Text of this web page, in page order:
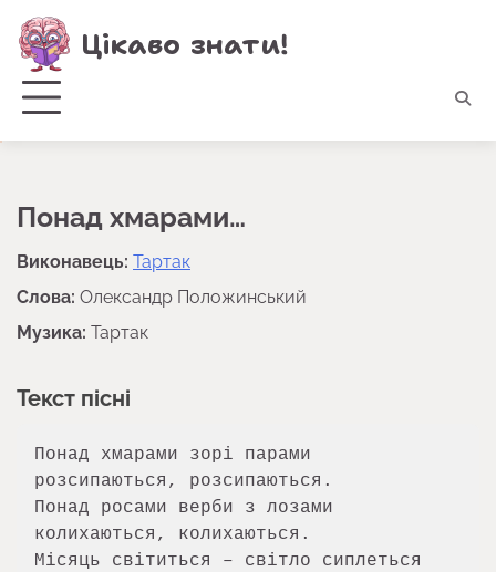
Перейти
до
вмісту
Цікаво знати!
Понад хмарами…
Виконавець: Тартак
Слова: Олександр Положинський
Музика: Тартак
Текст пісні
Понад хмарами зорі парами
розсипаються, розсипаються.
Понад росами верби з лозами
колихаються, колихаються.
Місяць світиться – світло сиплеться